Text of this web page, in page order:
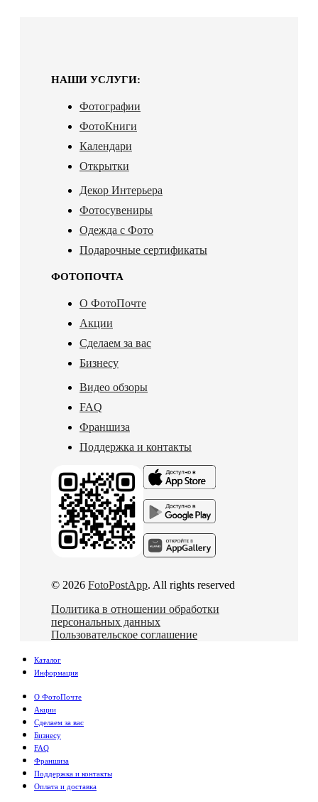
НАШИ УСЛУГИ:
Фотографии
ФотоКниги
Календари
Открытки
Декор Интерьера
Фотосувениры
Одежда с Фото
Подарочные сертификаты
ФОТОПОЧТА
О ФотоПочте
Акции
Сделаем за вас
Бизнесу
Видео обзоры
FAQ
Франшиза
Поддержка и контакты
© 2026 FotoPostApp. All rights reserved
Политика в отношении обработки
персональных данных
Пользовательское соглашение
Каталог
Информация
О ФотоПочте
Акции
Сделаем за вас
Бизнесу
FAQ
Франшиза
Поддержка и контакты
Оплата и доставка